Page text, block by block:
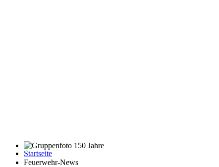
Gruppenfoto 150 Jahre
Startseite
Feuerwehr-News